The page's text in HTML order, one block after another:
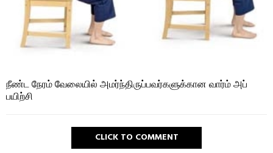
நீண்ட நேரம் வேலையில் அமர்ந்திருப்பவர்களுக்கான வார்ம் அப்
பயிற்சி
CLICK TO COMMENT